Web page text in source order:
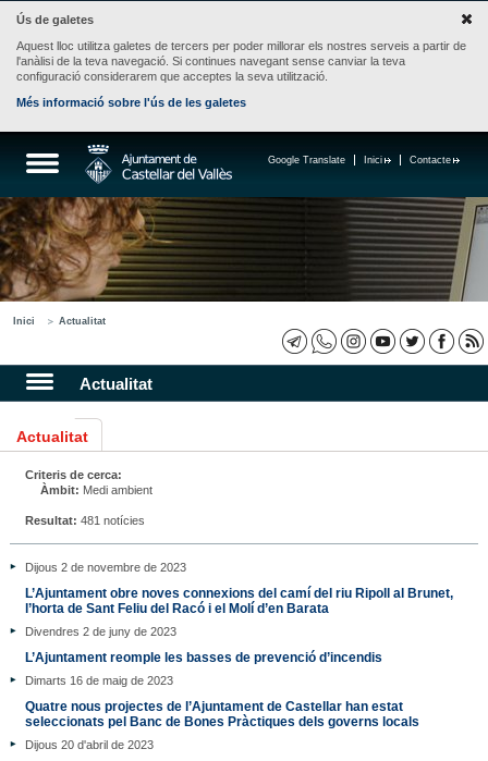
Ús de galetes
Aquest lloc utilitza galetes de tercers per poder millorar els nostres serveis a partir de
l'anàlisi de la teva navegació. Si continues navegant sense canviar la teva
configuració considerarem que acceptes la seva utilització.
Més informació sobre l'ús de les galetes
Contacte
Inici
Google Translate
Inici Actualitat
Actualitat
Actualitat
Criteris de cerca:
Àmbit: Medi ambient
Resultat: 481 notícies
Dijous 2 de novembre de 2023
L’Ajuntament obre noves connexions del camí del riu Ripoll al Brunet,
l’horta de Sant Feliu del Racó i el Molí d’en Barata
Divendres 2 de juny de 2023
L’Ajuntament reomple les basses de prevenció d’incendis
Dimarts 16 de maig de 2023
Quatre nous projectes de l’Ajuntament de Castellar han estat
seleccionats pel Banc de Bones Pràctiques dels governs locals
Dijous 20 d'abril de 2023